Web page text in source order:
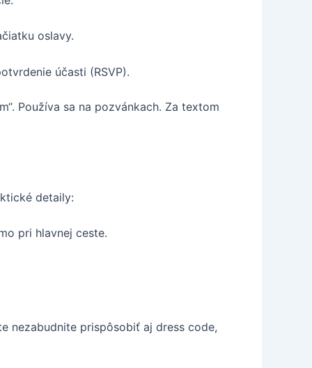
oslavy.
účasti (RSVP).
Používa sa na pozvánkach. Za textom
detaily:
pri hlavnej ceste.
nezabudnite prispôsobiť aj dress code,